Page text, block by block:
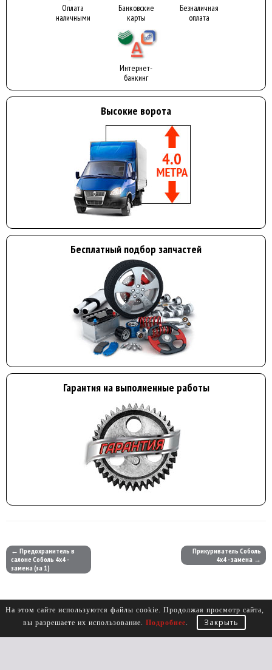
Оплата
наличными
Банковские
карты
Безналичная
оплата
Интернет-
банкинг
Высокие ворота
Бесплатный подбор запчастей
Гарантия на выполненные работы
← Предохранитель в
салоне Соболь 4х4 -
замена (за 1)
Прикуриватель Соболь
4х4 - замена →
На этом сайте используются файлы cookie. Продолжая просмотр сайта,
вы разрешаете их использование. Подробнее. Закрыть